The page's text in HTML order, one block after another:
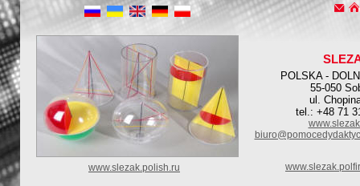
POLSKA -
55-050
ul.
tel.: +48 71
www.slezak.polish.ru